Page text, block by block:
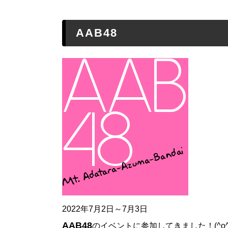
AAB48
2022年7月2日～7月3日
AAB48のイベントに参加してきました！